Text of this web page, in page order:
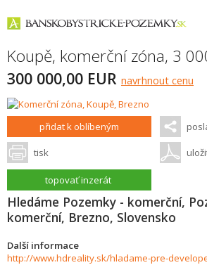
Koupě, komerční zóna, 3
300 000,00 EUR navrhnout cenu
přidat k oblíbeným
tisk
topovať inzerát
Hledáme Pozemky - komerční,
komerční, Brezno, Slovensko
Další informace